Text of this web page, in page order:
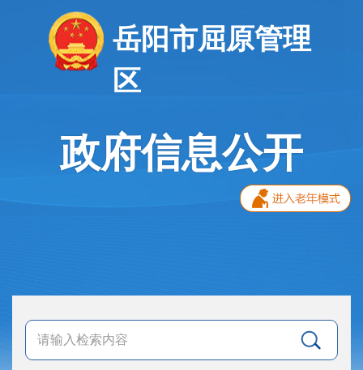
岳阳市屈原管理
区
政府信息公开